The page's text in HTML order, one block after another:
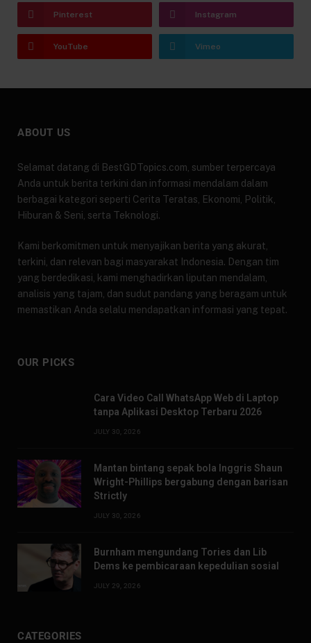
Pinterest Instagram
YouTube Vimeo
ABOUT US
Selamat datang di BestGDTopics.com, sumber terpercaya
Anda untuk berita terkini dan informasi mendalam dalam
berbagai kategori seperti Cerita Teratas, Ekonomi, Politik,
Hiburan & Seni, serta Teknologi.
Kami berkomitmen untuk menyajikan berita yang akurat,
terkini, dan relevan bagi masyarakat Indonesia. Dengan tim
yang berdedikasi, kami menghadirkan liputan mendalam,
analisis yang tajam, dan sudut pandang yang beragam untuk
memastikan Anda selalu mendapatkan informasi yang tepat.
OUR PICKS
Cara Video Call WhatsApp Web di Laptop
tanpa Aplikasi Desktop Terbaru 2026
JULY 30, 2026
Mantan bintang sepak bola Inggris Shaun
Wright-Phillips bergabung dengan barisan
Strictly
JULY 30, 2026
Burnham mengundang Tories dan Lib
Dems ke pembicaraan kepedulian sosial
JULY 29, 2026
CATEGORIES